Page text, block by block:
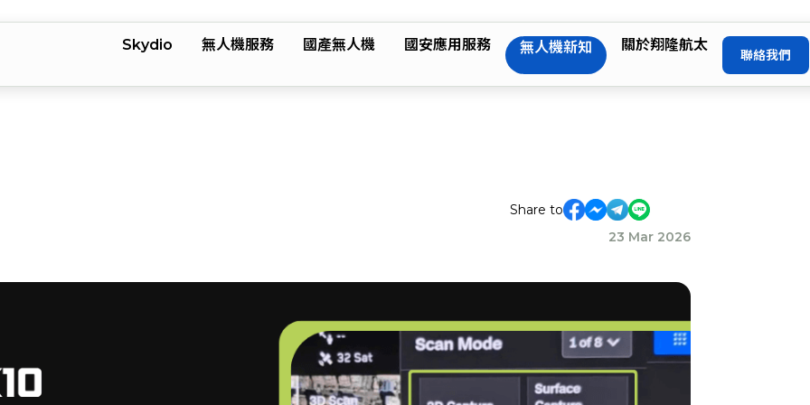
Skydio 無人機服務 國產無人機 國安應用服務 無人機新知 關於翔隆航太
聯絡我們
Share to
23 Mar 2026